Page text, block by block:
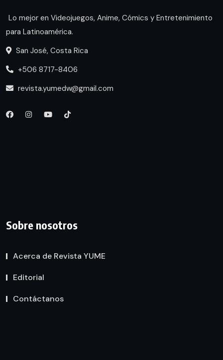
Lo mejor en Videojuegos, Anime, Cómics y Entretenimiento
para Latinoamérica.
San José, Costa Rica
+506 8717-8406
revista.yumedw@gmail.com
Sobre nosotros
Acerca de Revista YUME
Editorial
Contáctanos